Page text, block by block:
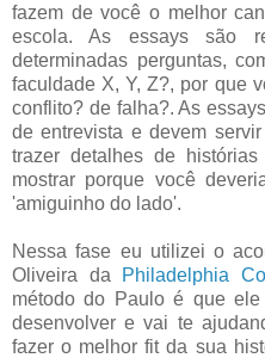
fazem de você o melhor
escola. As essays são
determinadas perguntas,
faculdade X, Y, Z?, por que
conflito? de falha?. As
de entrevista e devem
trazer detalhes de
mostrar porque você
'amiguinho do lado'.
Nessa fase eu utilizei o
Oliveira da
Philadelphia
método do Paulo é que
desenvolver e vai te
fazer o melhor fit da sua